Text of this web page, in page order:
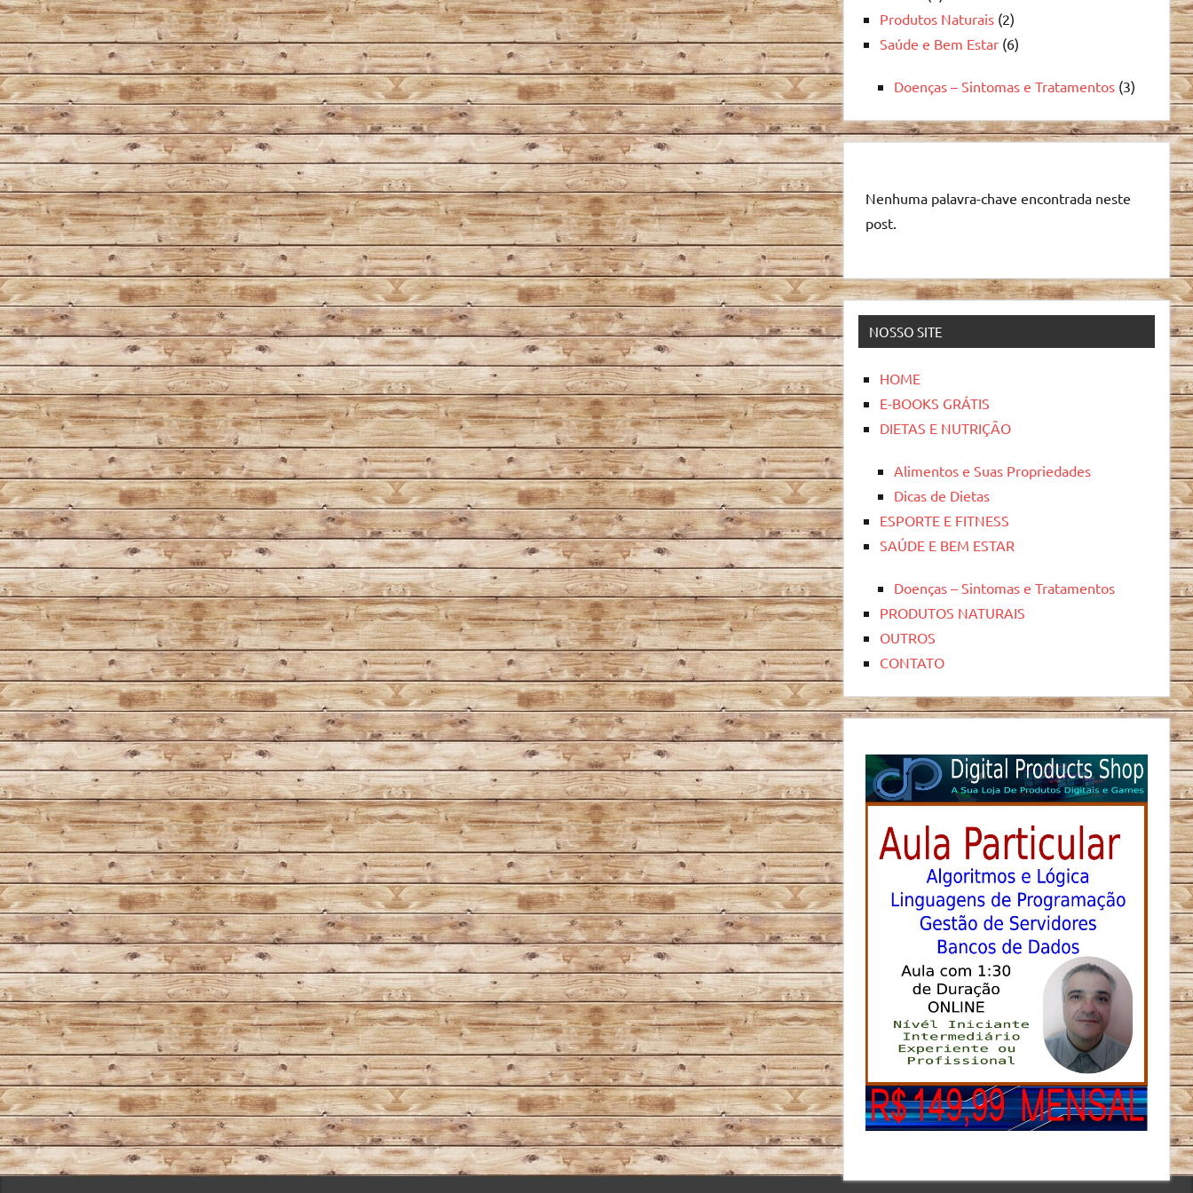
Produtos Naturais (2)
Saúde e Bem Estar (6)
Doenças – Sintomas e Tratamentos (3)
Nenhuma palavra-chave encontrada neste
post.
NOSSO SITE
HOME
E-BOOKS GRÁTIS
DIETAS E NUTRIÇÃO
Alimentos e Suas Propriedades
Dicas de Dietas
ESPORTE E FITNESS
SAÚDE E BEM ESTAR
Doenças – Sintomas e Tratamentos
PRODUTOS NATURAIS
OUTROS
CONTATO